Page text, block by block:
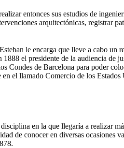
entonces sus estudios de
arquitectónicas, registrar
le encarga que lleve a cabo un
1888 el presidente de la audiencia de
Condes de Barcelona para poder
el llamado Comercio de los
en la que llegaría a realizar
de conocer en diversas ocasiones